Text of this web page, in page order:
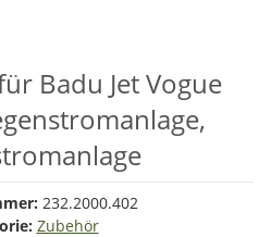
Badu Jet Vogue
232.2000.402
Zubehör